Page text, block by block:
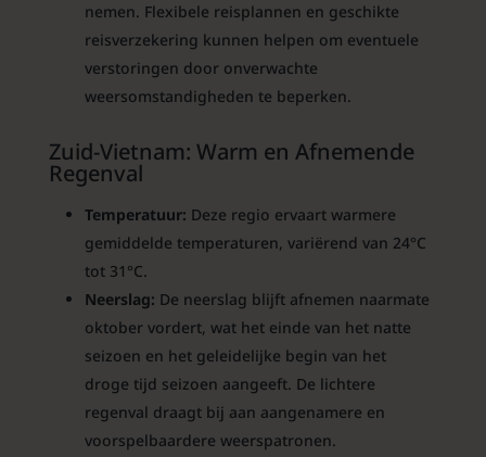
nemen. Flexibele reisplannen en geschikte
reisverzekering kunnen helpen om eventuele
verstoringen door onverwachte
weersomstandigheden te beperken.
Zuid-Vietnam: Warm en Afnemende
Regenval
Temperatuur: Deze regio ervaart warmere
gemiddelde temperaturen, variërend van 24°C
tot 31°C.
Neerslag: De neerslag blijft afnemen naarmate
oktober vordert, wat het einde van het natte
seizoen en het geleidelijke begin van het
droge tijd seizoen aangeeft. De lichtere
regenval draagt bij aan aangenamere en
voorspelbaardere weerspatronen.